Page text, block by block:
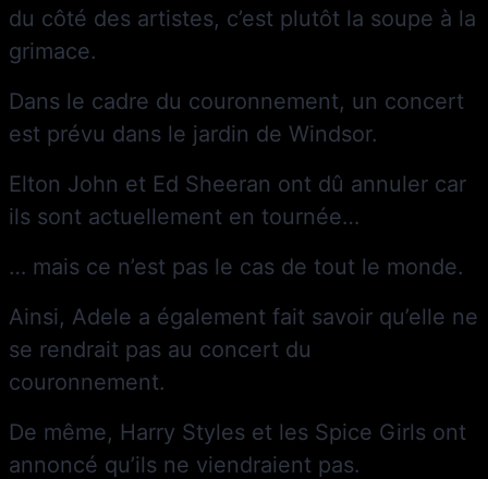
du côté des artistes, c’est plutôt la soupe à la
grimace.
Dans le cadre du couronnement, un concert
est prévu dans le jardin de Windsor.
Elton John et Ed Sheeran ont dû annuler car
ils sont actuellement en tournée…
… mais ce n’est pas le cas de tout le monde.
Ainsi, Adele a également fait savoir qu’elle ne
se rendrait pas au concert du
couronnement.
De même, Harry Styles et les Spice Girls ont
annoncé qu’ils ne viendraient pas.